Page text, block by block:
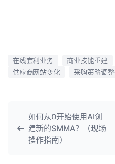
在线套利业务 商业技能重建
供应商网站变化
采购策略调整
如何从0开始使用AI创
建新的SMMA？（现场
操作指南）